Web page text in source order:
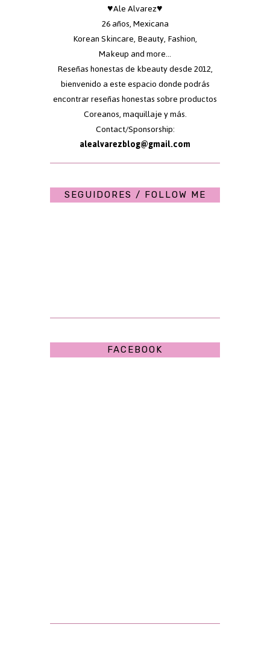
♥Ale Alvarez♥
26 años, Mexicana
Korean Skincare, Beauty, Fashion,
Makeup and more...
Reseñas honestas de kbeauty desde 2012,
bienvenido a este espacio donde podrás
encontrar reseñas honestas sobre productos
Coreanos, maquillaje y más.
Contact/Sponsorship:
alealvarezblog@gmail.com
SEGUIDORES / FOLLOW ME
FACEBOOK